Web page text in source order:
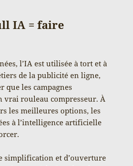
IA = faire
l’IA est utilisée à tort et à
de la publicité en ligne,
que les campagnes
vrai rouleau compresseur. À
les meilleures options, les
à l’intelligence artificielle
simplification et d’ouverture